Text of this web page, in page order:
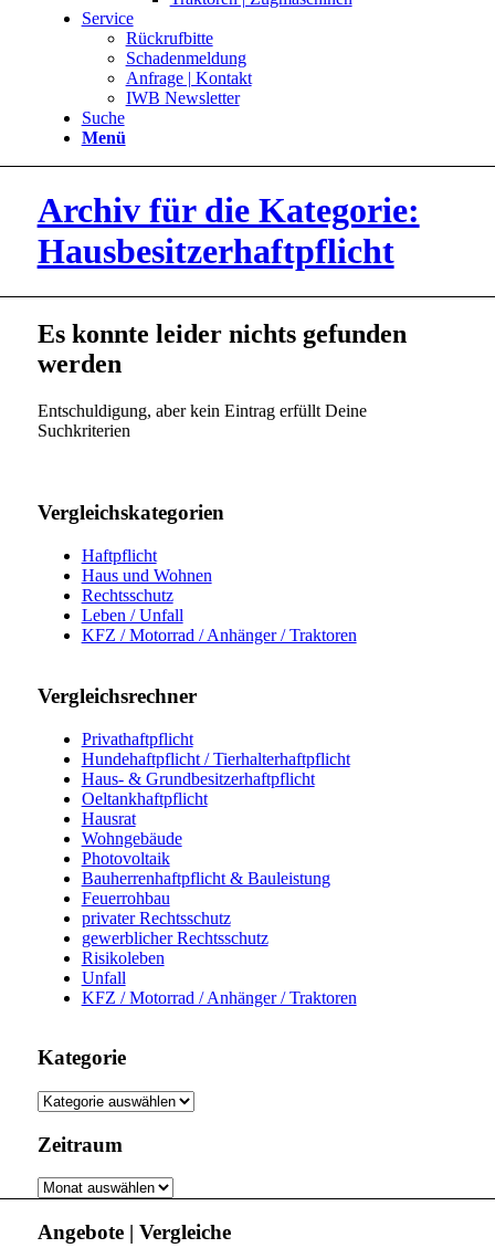
Service
Rückrufbitte
Schadenmeldung
Anfrage | Kontakt
IWB Newsletter
Suche
Menü
Archiv für die Kategorie:
Hausbesitzerhaftpflicht
Es konnte leider nichts gefunden
werden
Entschuldigung, aber kein Eintrag erfüllt Deine
Suchkriterien
Vergleichskategorien
Haftpflicht
Haus und Wohnen
Rechtsschutz
Leben / Unfall
KFZ / Motorrad / Anhänger / Traktoren
Vergleichsrechner
Privathaftpflicht
Hundehaftpflicht / Tierhalterhaftpflicht
Haus- & Grundbesitzerhaftpflicht
Oeltankhaftpflicht
Hausrat
Wohngebäude
Photovoltaik
Bauherrenhaftpflicht & Bauleistung
Feuerrohbau
privater Rechtsschutz
gewerblicher Rechtsschutz
Risikoleben
Unfall
KFZ / Motorrad / Anhänger / Traktoren
Kategorie
Kategorie
Zeitraum
Zeitraum
Angebote | Vergleiche